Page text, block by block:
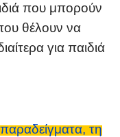
που μπορούν
θέλουν να
για παιδιά
παραδείγματα, τη